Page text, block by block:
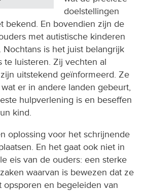
doelstellingen
bekend. En bovendien zijn de
met autistische kinderen
Nochtans is het juist belangrijk
te luisteren. Zij vechten al
uitstekend geïnformeerd. Ze
er in andere landen gebeurt,
hulpverlening is en beseffen
kind.
oplossing voor het schrijnende
En het gaat ook niet in
eis van de ouders: een sterke
waarvan is bewezen dat ze
en begeleiden van